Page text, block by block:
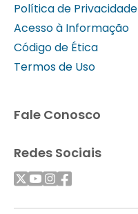
Política de Privacidade
Acesso à Informação
Código de Ética
Termos de Uso
Fale Conosco
Redes Sociais